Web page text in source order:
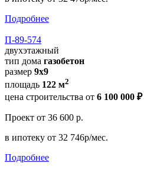
Подробнее
П-89-574
двухэтажный
тип дома газобетон
размер 9х9
площадь 122 м2
цена строительства от 6 100 000 ₽
Проект от 36 600 р.
в ипотеку от 32 746р/мес.
Подробнее